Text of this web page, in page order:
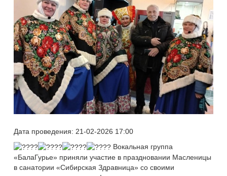
Дата проведения: 21-02-2026 17:00
Вокальная группа
«БалаГурье» приняли участие в праздновании Масленицы
в санатории «Сибирская Здравница» со своими